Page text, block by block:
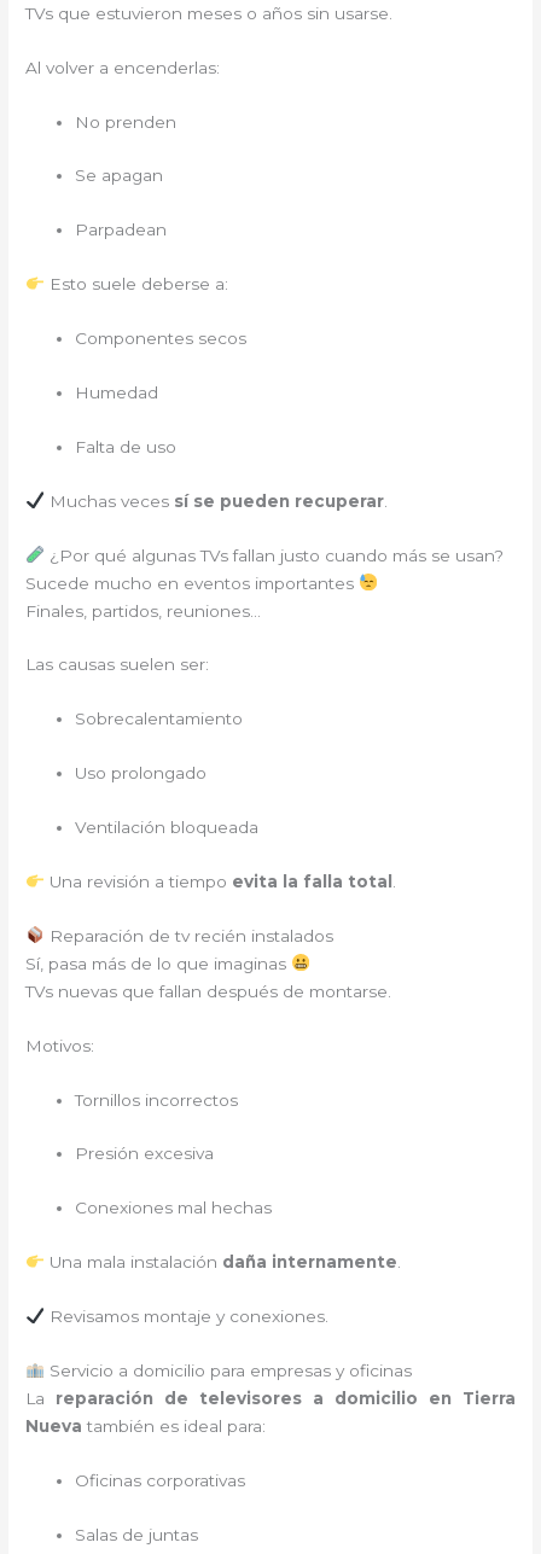
TVs que estuvieron meses o años sin usarse.
Al volver a encenderlas:
No prenden
Se apagan
Parpadean
Esto suele deberse a:
Componentes secos
Humedad
Falta de uso
Muchas veces sí se pueden recuperar.
¿Por qué algunas TVs fallan justo cuando más se usan?
Sucede mucho en eventos importantes
Finales, partidos, reuniones…
Las causas suelen ser:
Sobrecalentamiento
Uso prolongado
Ventilación bloqueada
Una revisión a tiempo evita la falla total
Reparación de tv recién instalados
Sí, pasa más de lo que imaginas
TVs nuevas que fallan después de montarse.
Motivos:
Tornillos incorrectos
Presión excesiva
Conexiones mal hechas
Una mala instalación daña internamente
Revisamos montaje y conexiones.
Servicio a domicilio para empresas y oficinas
La reparación de televisores a domicilio en Tierra
Nueva también es ideal para:
Oficinas corporativas
Salas de juntas